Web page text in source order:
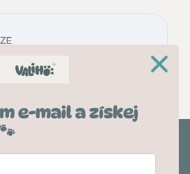
ovesné vločky
e-mail a získej